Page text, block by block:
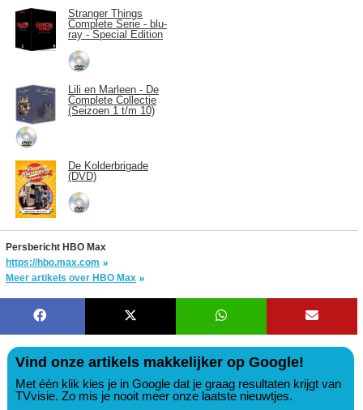
Stranger Things
Complete Serie - blu-
ray - Special Edition
Lili en Marleen - De
Complete Collectie
(Seizoen 1 t/m 10)
De Kolderbrigade
(DVD)
Persbericht HBO Max
https://hbo.max.com
Meer artikels over HBO Max
Vind onze artikels makkelijker op Google!
Met één klik kies je in Google dat je graag resultaten krijgt van
TVvisie. Zo mis je nooit meer onze laatste nieuwtjes.